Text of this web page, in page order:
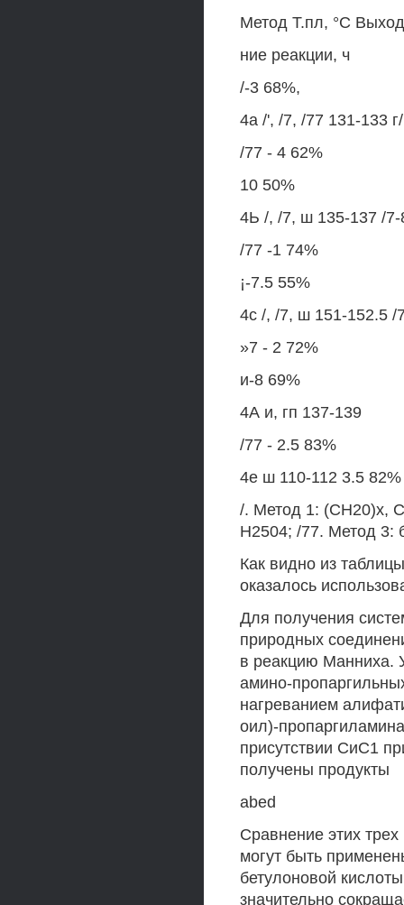
Метод Т.пл, °С
ние реакции, ч
/-3 68%,
4а /', /7, /77 131-133
/77 - 4 62%
10 50%
4Ь /, /7, ш 135-137 /7-
/77 -1 74%
¡-7.5 55%
4с /, /7, ш 151-152.5 /
»7 - 2 72%
и-8 69%
4А и, гп 137-139
/77 - 2.5 83%
4е ш 110-112 3.5 82%
/. Метод 1: (СН20)х,
Н2504; /77. Метод 3:
Как видно из
оказалось
Для получения
природных
в реакцию Манниха.
амино-
нагреванием
оил)-
присутствии СиС1
получены продукты
abed
Сравнение этих
могут быть
бетулоновой
значительно